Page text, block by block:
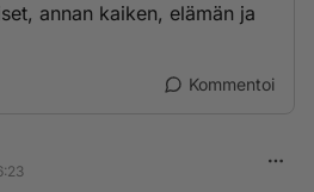
annan kaiken, elämän ja
Kommentoi